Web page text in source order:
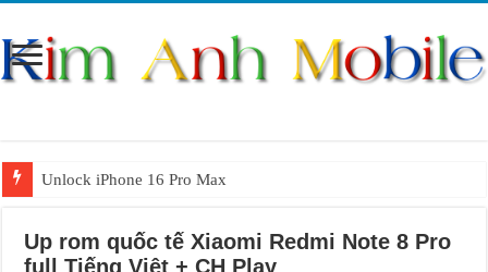
Unlock iPhone 16 Pro Max
Unlock Samsung Galaxy S26 Ultra
Up rom quốc tế Xiaomi Redmi Note 8 Pro
full Tiếng Việt + CH Play